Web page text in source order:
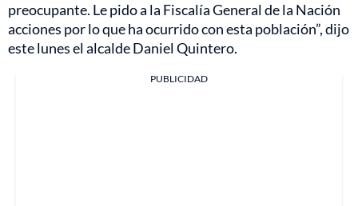
preocupante. Le pido a la Fiscalía General de la Nación
acciones por lo que ha ocurrido con esta población”, dijo
este lunes el alcalde Daniel Quintero.
PUBLICIDAD